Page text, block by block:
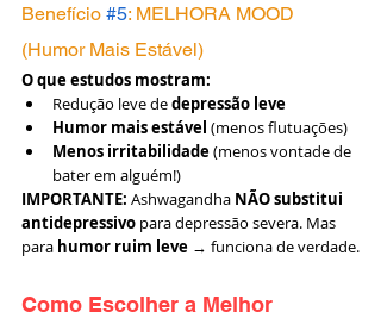
Benefício #5: MELHORA MOOD
(Humor Mais Estável)
O que estudos mostram:
Redução leve de depressão leve
Humor mais estável (menos flutuações)
Menos irritabilidade (menos vontade de
bater em alguém!)
IMPORTANTE: Ashwagandha NÃO substitui
antidepressivo para depressão severa. Mas
para humor ruim leve → funciona de verdade.
Como Escolher a Melhor